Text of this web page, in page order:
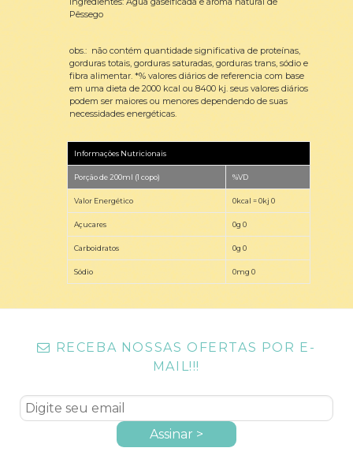
Pêssego
obs.: não contém quantidade significativa de proteínas,
gorduras totais, gorduras saturadas, gorduras trans, sódio e
fibra alimentar. *% valores diários de referencia com base
em uma dieta de 2000 kcal ou 8400 kj. seus valores diários
podem ser maiores ou menores dependendo de suas
necessidades energéticas.
Informações Nutricionais
Porção de 200ml (1 copo) %VD
Valor Energético 0kcal = 0kj 0
Açucares 0g 0
Carboidratos 0g 0
Sódio 0mg 0
RECEBA NOSSAS OFERTAS POR E-
MAIL!!!